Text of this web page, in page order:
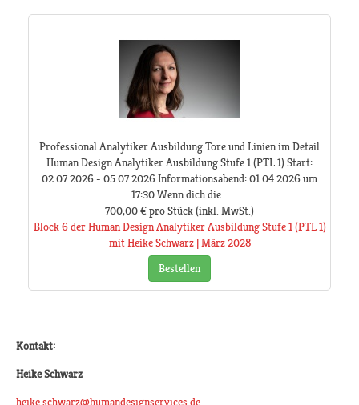
Professional Analytiker Ausbildung Tore und Linien im Detail
Human Design Analytiker Ausbildung Stufe 1 (PTL 1) Start:
02.07.2026 - 05.07.2026 Informationsabend: 01.04.2026 um
17:30 Wenn dich die...
700,00 €pro Stück(inkl. MwSt.)
Block 6 der Human Design Analytiker Ausbildung Stufe 1 (PTL 1)
mit Heike Schwarz | März 2028
Bestellen
Kontakt:
Heike Schwarz
heike.schwarz@humandesignservices.de